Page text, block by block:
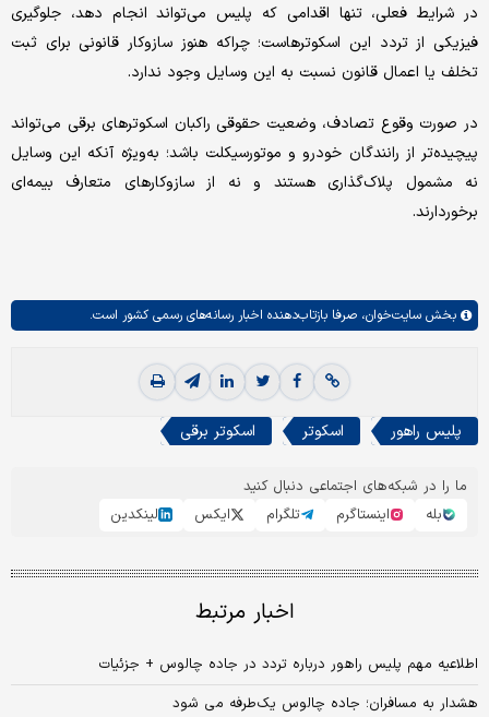
در شرایط فعلی، تنها اقدامی که پلیس می‌تواند انجام دهد، جلوگیری
فیزیکی از تردد این اسکوترهاست؛ چراکه هنوز سازوکار قانونی برای ثبت
تخلف یا اعمال قانون نسبت به این وسایل وجود ندارد.
در صورت وقوع تصادف، وضعیت حقوقی راکبان اسکوترهای برقی می‌تواند
پیچیده‌تر از رانندگان خودرو و موتورسیکلت باشد؛ به‌ویژه آنکه این وسایل
نه مشمول پلاک‌گذاری هستند و نه از سازوکارهای متعارف بیمه‌ای
برخوردارند.
بخش سایت‌خوان، صرفا بازتاب‌دهنده اخبار رسانه‌های رسمی کشور است.
پلیس راهور اسکوتر اسکوتر برقی
ما را در شبکه‌های اجتماعی دنبال کنید
بله
اینستاگرم تلگرام ایکس لینکدین
اخبار مرتبط
اطلاعیه مهم پلیس راهور درباره تردد در جاده چالوس + جزئیات
هشدار به مسافران؛ جاده چالوس یک‌طرفه می شود